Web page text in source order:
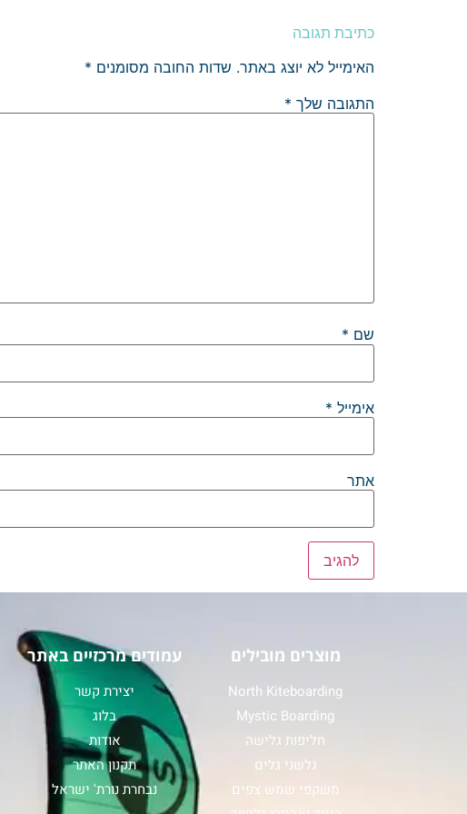
כתיבת תגובה
האימייל לא יוצג באתר. שדות החובה מסומנים *
התגובה שלך *
שם *
אימייל *
אתר
מוצרים מובילים
North Kiteboarding
Mystic Boarding
חליפות גלישה
גלשני גלים
משקפי שמש צפים
עמודים מרכזיים באתר
יצירת קשר
בלוג
אודות
תקנון האתר
נבחרת נורת' ישראל